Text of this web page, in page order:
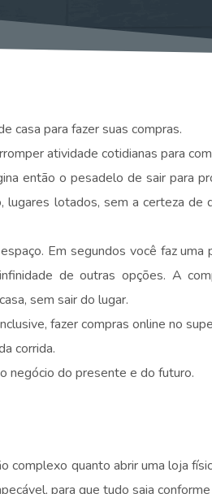
casa para fazer suas compras.
atividade cotidianas para
então o pesadelo de sair para
lotados, sem a certeza de
Em segundos você faz uma
de outras opções. A
sem sair do lugar.
fazer compras online no
corrida.
negócio do presente e do futuro.
complexo quanto abrir uma loja
para que tudo saia